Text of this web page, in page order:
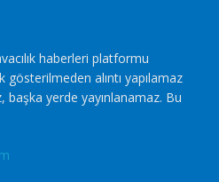
haberleri platformu
alıntı yapılamaz
yerde yayınlanamaz. Bu